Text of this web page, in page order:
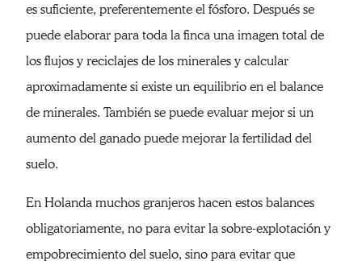
es suficiente, preferentemente el fósforo. Después se
puede elaborar para toda la finca una imagen total de
los flujos y reciclajes de los minerales y calcular
aproximadamente si existe un equilibrio en el balance
de minerales. También se puede evaluar mejor si un
aumento del ganado puede mejorar la fertilidad del
suelo.
En Holanda muchos granjeros hacen estos balances
obligatoriamente, no para evitar la sobre-explotación y
empobrecimiento del suelo, sino para evitar que